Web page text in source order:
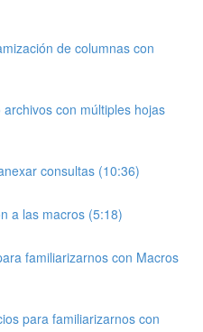
de columnas con
con múltiples hojas
consultas (10:36)
a las macros (5:18)
familiarizarnos con Macros
para familiarizarnos con